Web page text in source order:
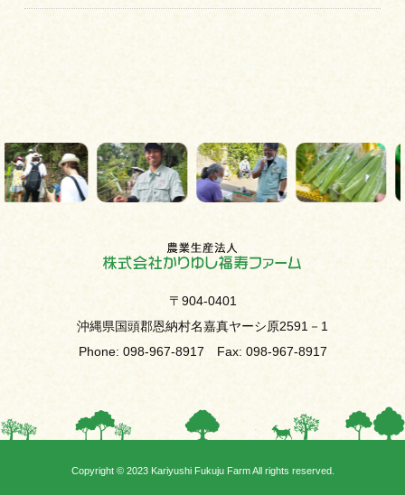
〒904-0401
沖縄県国頭郡恩納村名嘉真ヤーシ原2591－1
Phone: 098-967-8917 Fax: 098-967-8917
Copyright © 2023 Kariyushi Fukuju Farm All rights reserved.